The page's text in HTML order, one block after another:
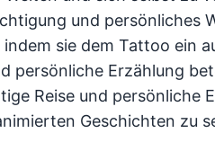
und persönliches
sie dem Tattoo ein
persönliche Erzählung
Reise und persönliche
Geschichten zu